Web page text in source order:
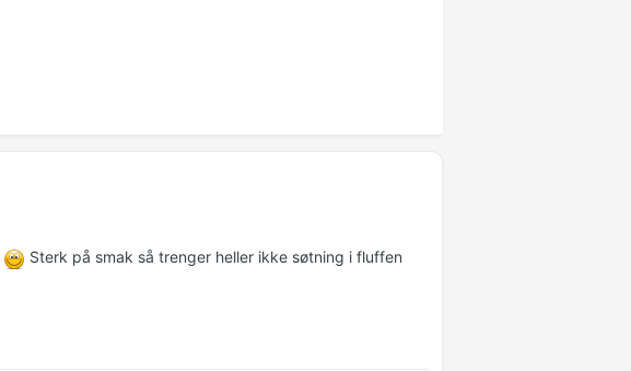
Sterk på smak så trenger heller ikke søtning i fluffen